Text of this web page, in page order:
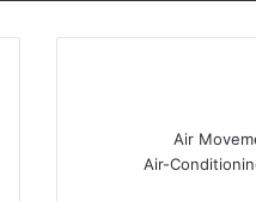
Air
Air-